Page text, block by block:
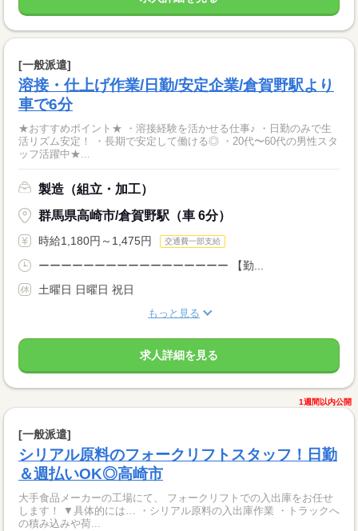
[一般派遣]
溶接・仕上げ作業/日勤/安定企業/倉賀野駅より
車で6分
★おすすめポイント★ ・溶接経験を活かせる仕事♪ ・日勤のみで生
活リズム安定！ ・長期で安定して働ける◎ ・20代〜60代の男性スタ
ッフ活躍中★...
製造（組立・加工）
群馬県高崎市/倉賀野駅（車 6分）
時給1,180円～1,475円 交通費一部支給
ーーーーーーーーーーーーーーーーー 【勤...
土曜日 日曜日 祝日
もっと見る
求人詳細を見る
1週間以内公開
[一般派遣]
シリアル原料のフォークリフトスタッフ！日勤
＆週払いOK◎高崎市
大手食品メーカーの工場にて、 フォークリフトでの入出庫をお任せ
します！ ▼具体的には… ・シリアル原料の入出庫作業 ・トラックへ
の積み込みや荷...